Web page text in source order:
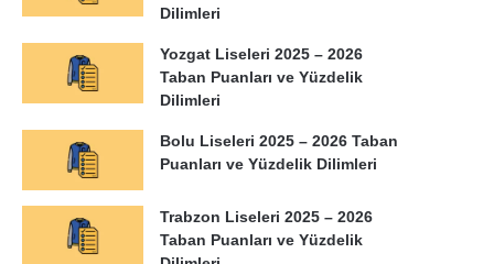
Dilimleri
Yozgat Liseleri 2025 – 2026
Taban Puanları ve Yüzdelik
Dilimleri
Bolu Liseleri 2025 – 2026 Taban
Puanları ve Yüzdelik Dilimleri
Trabzon Liseleri 2025 – 2026
Taban Puanları ve Yüzdelik